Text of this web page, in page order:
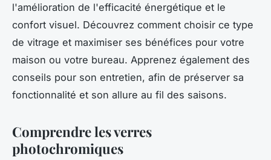
l'amélioration de l'efficacité énergétique et le
confort visuel. Découvrez comment choisir ce type
de vitrage et maximiser ses bénéfices pour votre
maison ou votre bureau. Apprenez également des
conseils pour son entretien, afin de préserver sa
fonctionnalité et son allure au fil des saisons.
Comprendre les verres
photochromiques